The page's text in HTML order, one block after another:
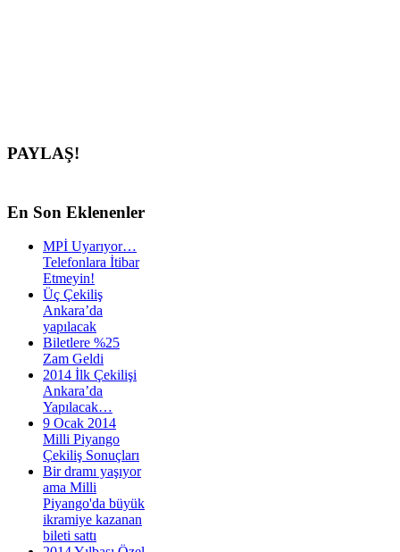
PAYLAŞ!
En Son Eklenenler
MPİ Uyarıyor…
Telefonlara İtibar
Etmeyin!
Üç Çekiliş
Ankara’da
yapılacak
Biletlere %25
Zam Geldi
2014 İlk Çekilişi
Ankara’da
Yapılacak…
9 Ocak 2014
Milli Piyango
Çekiliş Sonuçları
Bir dramı yaşıyor
ama Milli
Piyango'da büyük
ikramiye kazanan
bileti sattı